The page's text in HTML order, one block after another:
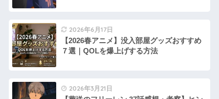
2026年6月17日
【2026春アニメ】没入部屋グッズおすすめ
７選｜QOLを爆上げする方法
2026年3月21日